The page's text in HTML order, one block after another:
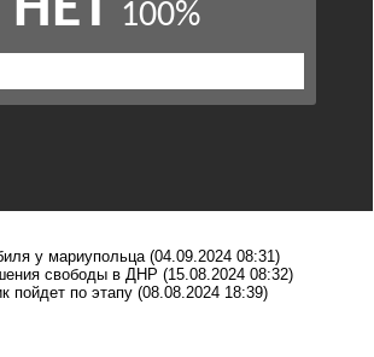
у мариупольца (04.09.2024 08:31)
свободы в ДНР (15.08.2024 08:32)
пойдет по этапу (08.08.2024 18:39)